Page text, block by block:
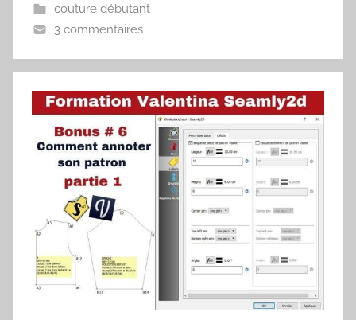
couture débutant
3 commentaires